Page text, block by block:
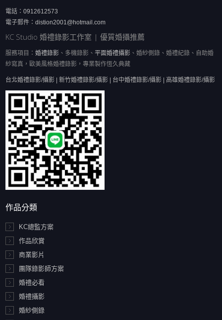
電話：0912612573
電子郵件：distion2001@hotmail.com
KC Studio 婚禮錄影工作室 | 優質婚攝推薦
服務項目：婚禮錄影 、多機錄影、平面婚禮攝影 、婚紗側錄、婚禮紀錄、自助婚
紗寫真，歐美風格婚禮錄影，專業製作恆久典藏
台北婚禮錄影/攝影 | 新竹婚禮錄影/攝影 | 台中婚禮錄影/攝影 | 高雄婚禮錄影/攝影
作品分類
KC總監方案
作品欣賞
商業影片
團隊錄影師方案
婚禮必看
婚禮攝影
婚紗側錄